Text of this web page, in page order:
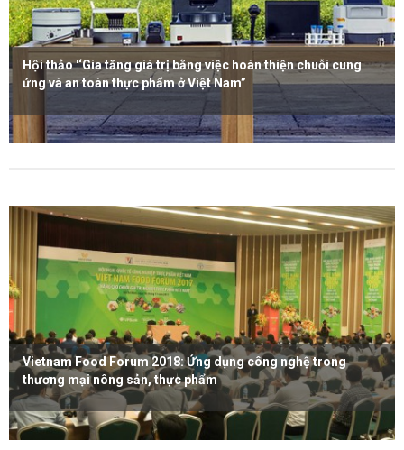
Hội thảo '‘Gia tăng giá trị bằng việc hoàn thiện chuỗi cung
ứng và an toàn thực phẩm ở Việt Nam”
Xem thêm
Vietnam Food Forum 2018: Ứng dụng công nghệ trong
thương mại nông sản, thực phẩm
Xem thêm